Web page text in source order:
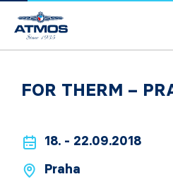
FOR THERM –
18. - 22.09.2018
Praha